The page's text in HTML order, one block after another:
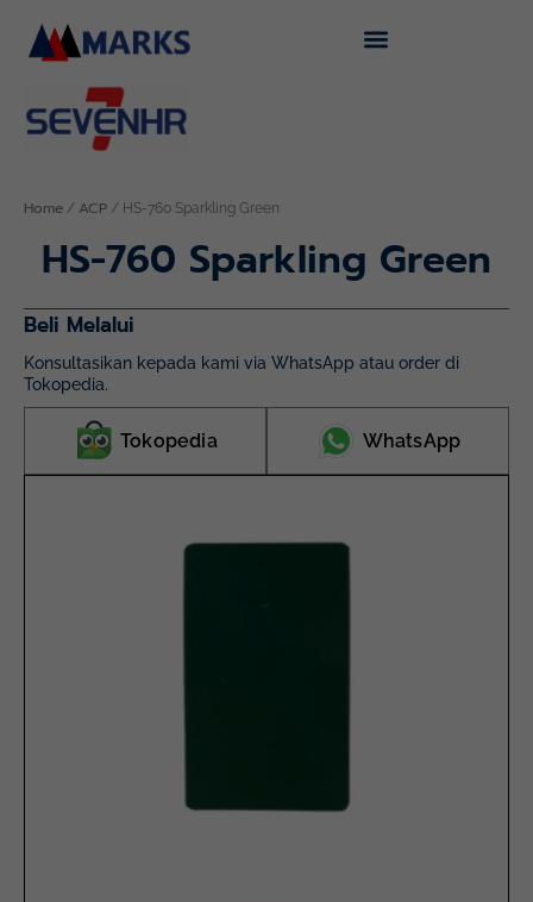
content
Home / ACP / HS-760 Sparkling Green
HS-760 Sparkling Green
Beli Melalui
Konsultasikan kepada kami via WhatsApp atau order di
Tokopedia.
Tokopedia WhatsApp